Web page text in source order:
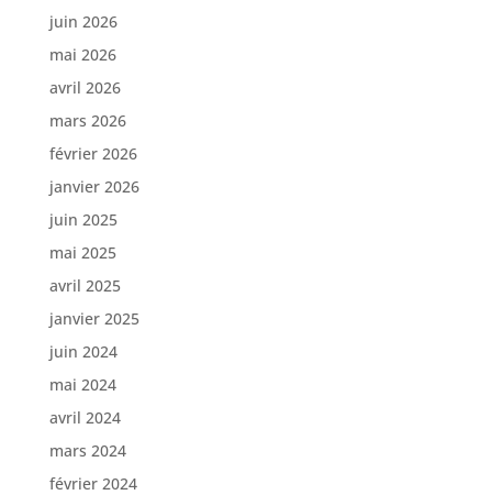
juin 2026
mai 2026
avril 2026
mars 2026
février 2026
janvier 2026
juin 2025
mai 2025
avril 2025
janvier 2025
juin 2024
mai 2024
avril 2024
mars 2024
février 2024